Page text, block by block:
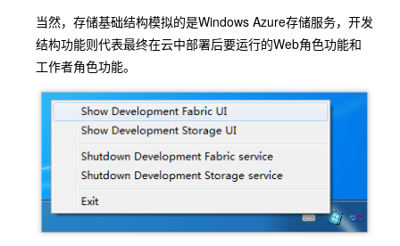
当然，存储基础结构模拟的是Windows Azure存储服务，开发
结构功能则代表最终在云中部署后要运行的Web角色功能和
工作者角色功能。